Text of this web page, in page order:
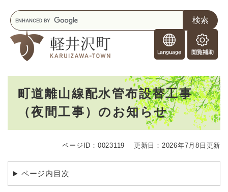
o
r
e
i
g
n
s
閲
覧
助
キ
ー
ワ
町道離山線配水管布設替工事
（夜間工事）のお知らせ
ページID：0023119 更新日：2026年7月8日更新
ページ内目次